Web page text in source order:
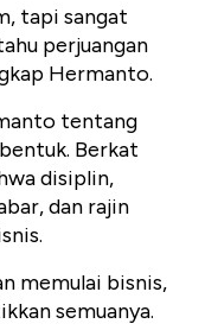
tapi sangat
perjuangan
Hermanto.
tentang
Berkat
disiplin,
dan rajin
memulai bisnis,
semuanya.